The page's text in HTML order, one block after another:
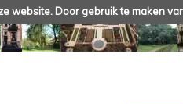
website. Door gebruik te maken